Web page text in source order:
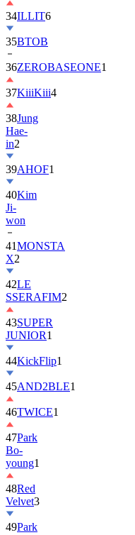
35BTOB
36ZEROBASEONE
37KiiiKiii4
38Jung
Hae-
in2
39AHOF
40Kim
Ji-
won
41MONSTA
X
42LE
SSERAFIM
43SUPER
JUNIOR
44KickFlip
45AND2BLE
46TWICE1
47Park
Bo-
young1
48Red
Velvet
49Park
Ji-
hoon